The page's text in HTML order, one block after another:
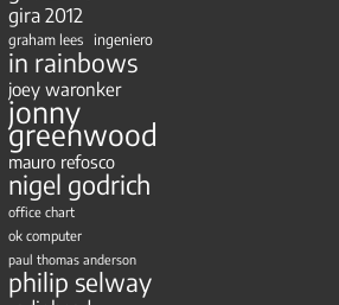
gira 2012
graham lees ingeniero
in rainbows
joey waronker
jonny
greenwood
mauro refosco
nigel godrich
office chart
ok computer
paul thomas anderson
philip selway